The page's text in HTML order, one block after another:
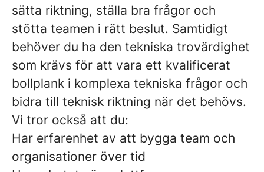
sätta riktning, ställa bra frågor och
stötta teamen i rätt beslut. Samtidigt
behöver du ha den tekniska trovärdighet
som krävs för att vara ett kvalificerat
bollplank i komplexa tekniska frågor och
bidra till teknisk riktning när det behövs.
Vi tror också att du:
Har erfarenhet av att bygga team och
organisationer över tid